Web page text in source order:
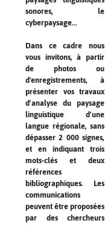
sonores, le
cyberpaysage...
Dans ce cadre nous
vous invitons, à partir
de photos ou
d'enregistrements, à
présenter vos travaux
d'analyse du paysage
linguistique d'une
langue régionale, sans
dépasser 2 000 signes,
et en indiquant trois
mots-clés et deux
références
bibliographiques. Les
communications
peuvent être proposées
par des chercheurs